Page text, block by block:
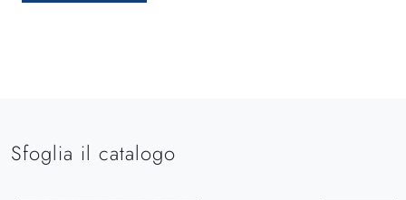
Sfoglia il catalogo